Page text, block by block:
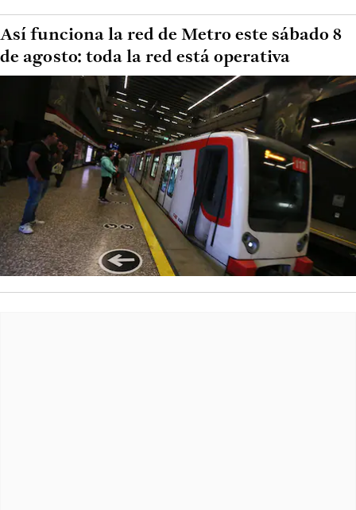
Así funciona la red de Metro este sábado 8
de agosto: toda la red está operativa